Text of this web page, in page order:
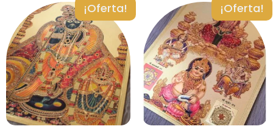
¡Oferta! ¡Oferta!